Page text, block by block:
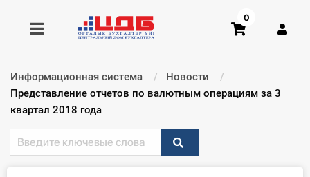
Получить консультацию
Главная ИС
0
Информационная система
Новости
Текущий:
Представление отчетов по валютным операциям за 3
квартал 2018 года